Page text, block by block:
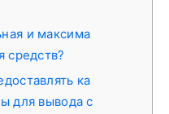
и максима
средств?
ка
для вывода с